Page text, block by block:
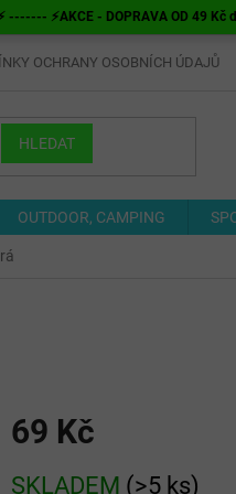
------- ⚡AKCE - DOPRAVA OD 49
OCHRANY OSOBNÍCH ÚDAJŮ
HLEDAT
OUTDOOR, CAMPING
69 Kč
cena:
SKLADEM (>5 ks)